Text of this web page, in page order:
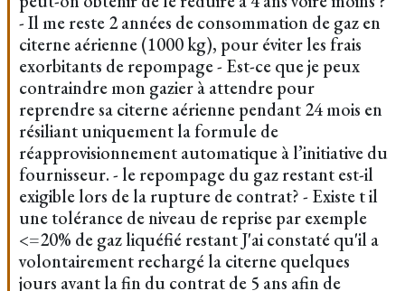
- Il me reste 2 années de consommation de gaz en
citerne aérienne (1000 kg), pour éviter les frais
exorbitants de repompage - Est-ce que je peux
contraindre mon gazier à attendre pour
reprendre sa citerne aérienne pendant 24 mois en
résiliant uniquement la formule de
réapprovisionnement automatique à l’initiative du
fournisseur. - le repompage du gaz restant est-il
exigible lors de la rupture de contrat? - Existe t il
une tolérance de niveau de reprise par exemple
<=20% de gaz liquéfié restant J'ai constaté qu'il a
volontairement rechargé la citerne quelques
jours avant la fin du contrat de 5 ans afin de